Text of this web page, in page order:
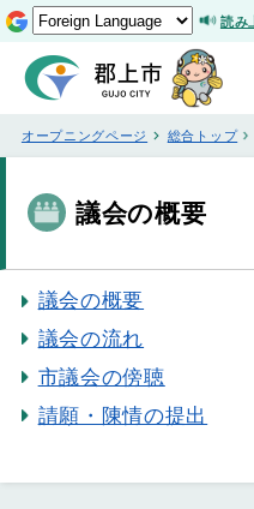
読み
オープニングページ 総合トップ
議会の概要
議会の概要
議会の流れ
市議会の傍聴
請願・陳情の提出